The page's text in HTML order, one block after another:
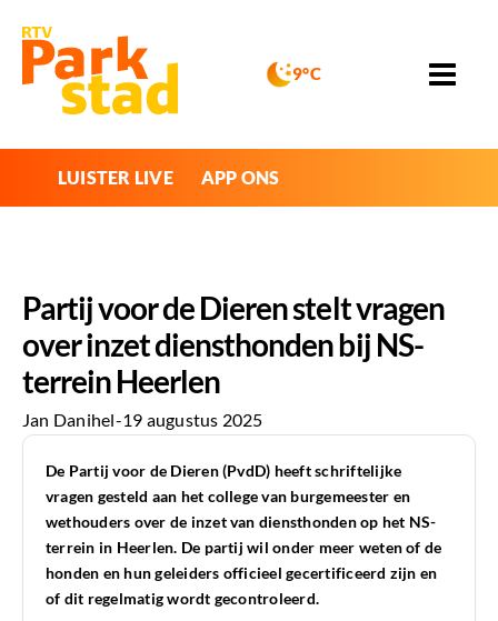
9°C
LUISTER LIVE APP ONS
Partij voor de Dieren stelt vragen
over inzet diensthonden bij NS-
terrein Heerlen
Jan Danihel-19 augustus 2025
De Partij voor de Dieren (PvdD) heeft schriftelijke
vragen gesteld aan het college van burgemeester en
wethouders over de inzet van diensthonden op het NS-
terrein in Heerlen. De partij wil onder meer weten of de
honden en hun geleiders officieel gecertificeerd zijn en
of dit regelmatig wordt gecontroleerd.